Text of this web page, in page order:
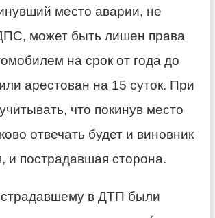
место аварии, не
может быть лишен права
на срок от года до
арестован на 15 суток. При
что покинув место
отвечать будет и виновник
и пострадавшая сторона.
в ДТП были